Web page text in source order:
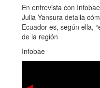
En entrevista con
Julia Yansura detalla
Ecuador es, según ella,
de la región
Infobae